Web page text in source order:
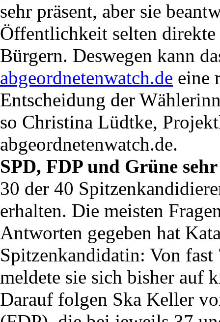
sehr präsent, aber sie
Öffentlichkeit selten
Bürgern. Deswegen kann
abgeordnetenwatch.de eine
Entscheidung der
so Christina Lüdtke,
abgeordnetenwatch.de.
SPD, FDP und Grüne
30 der 40
erhalten. Die meisten
Antworten gegeben hat
Spitzenkandidatin: Von fast
meldete sie sich bisher auf
Darauf folgen Ska Keller